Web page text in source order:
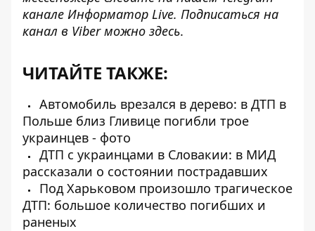
канале Информатор Live. Подписаться на
канал в Viber можно здесь.
ЧИТАЙТЕ ТАКЖЕ:
Автомобиль врезался в дерево: в ДТП в
Польше близ Гливице погибли трое
украинцев - фото
ДТП с украинцами в Словакии: в МИД
рассказали о состоянии пострадавших
Под Харьковом произошло трагическое
ДТП: большое количество погибших и
раненых